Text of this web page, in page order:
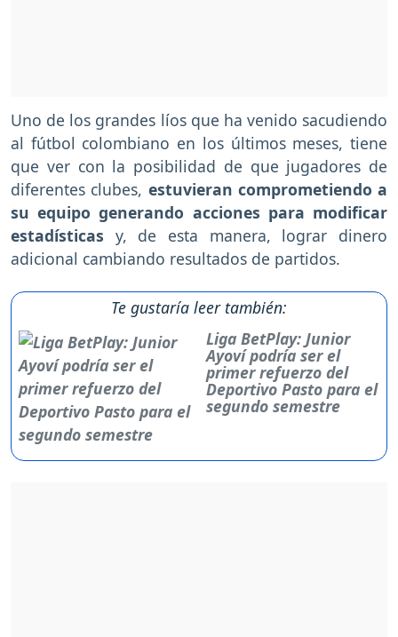
Uno de los grandes líos que ha venido sacudiendo
al fútbol colombiano en los últimos meses, tiene
que ver con la posibilidad de que jugadores de
diferentes clubes, estuvieran comprometiendo a
su equipo generando acciones para modificar
estadísticas y, de esta manera, lograr dinero
adicional cambiando resultados de partidos.
Te gustaría leer también:
Liga BetPlay: Junior
Ayoví podría ser el
primer refuerzo del
Deportivo Pasto para el
segundo semestre